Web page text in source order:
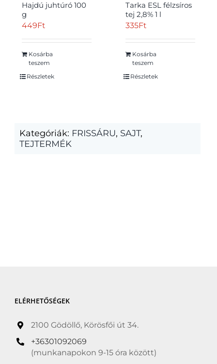
Hajdú juhtúró 100
g
449Ft
Kosárba
teszem
Részletek
Tarka ESL félzsíros
tej 2,8% 1 l
335Ft
Kosárba
teszem
Részletek
Kategóriák: FRISSÁRU, SAJT,
TEJTERMÉK
ELÉRHETŐSÉGEK
2100 Gödöllő, Körösfői út 34.
+36301092069
(munkanapokon 9-15 óra között)